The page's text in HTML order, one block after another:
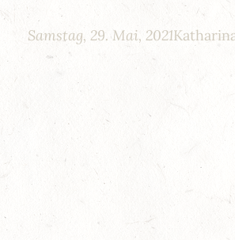
Samstag, 29. Mai, 2021